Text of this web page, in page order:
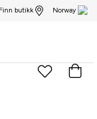
Finn butikk Norway